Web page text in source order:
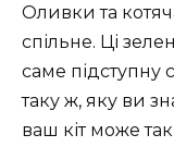
Оливки та
спільне. Ці
саме підступну
таку ж, яку ви
ваш кіт може